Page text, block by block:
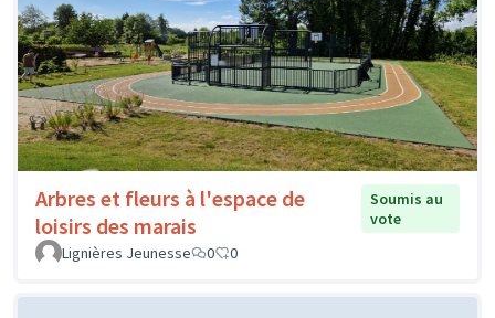
Arbres et fleurs à l'espace de
loisirs des marais
Soumis au
vote
Lignières Jeunesse
0 0